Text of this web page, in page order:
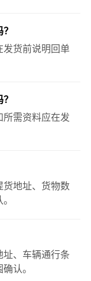
发货前说明回单
所需资料应在发
货地址、货物数
址、车辆通行条
认。